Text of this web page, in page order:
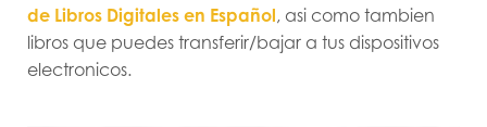
de Libros Digitales en Español, asi como tambien
libros que puedes transferir/bajar a tus dispositivos
electronicos.